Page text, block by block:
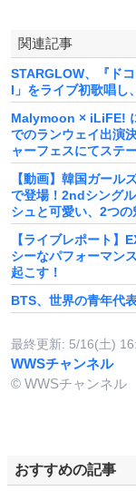
関連記事
STARGLOW、『ド
I」をライブ初歌唱し
Malymoon × iLiFE!
でのランウェイ出演
ャーフェスにてステ
【動画】韓国ガール
で登場！2ndシング
シュと可愛い、2つの
【ライブレポート】
シーなパフォーマン
起こす！
BTS、世界の青年代
最終更新: 5/16(土)
WWSチャンネル
© WWSチャンネル
おすすめの記事